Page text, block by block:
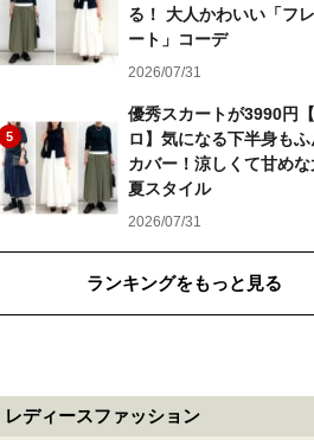
る！ 大人かわいい「フ
ート」コーデ
2026/07/31
5
優秀スカートが3990円
ロ】気になる下半身もふ
カバー！涼しくて甘め
夏スタイル
2026/07/31
ランキングをもっと見る
レディースファッション